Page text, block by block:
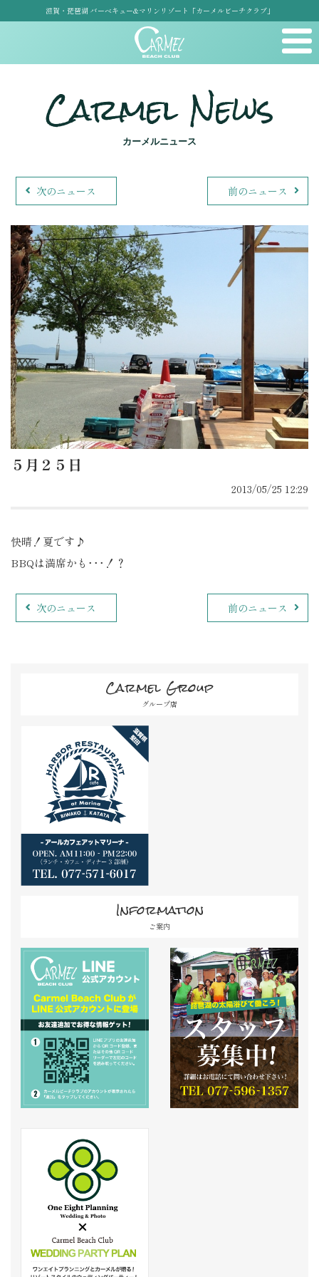
滋賀・琵琶湖 バーベキュー&マリンリゾート「カーメルビーチクラブ」
Carmel News
カーメルニュース
次のニュース 前のニュース
５月２５日
2013/05/25 12:29
快晴！夏です♪
BBQは満席かも･･･！？
次のニュース 前のニュース
Carmel Group
グループ店
Information
ご案内